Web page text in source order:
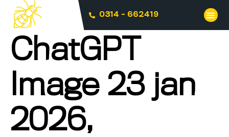
0314 - 662419
ChatGPT
Image 23 jan
2026,